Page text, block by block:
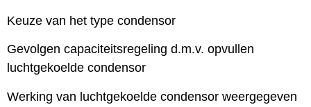
Keuze van het type condensor
Gevolgen capaciteitsregeling d.m.v. opvullen
luchtgekoelde condensor
Werking van luchtgekoelde condensor weergegeven